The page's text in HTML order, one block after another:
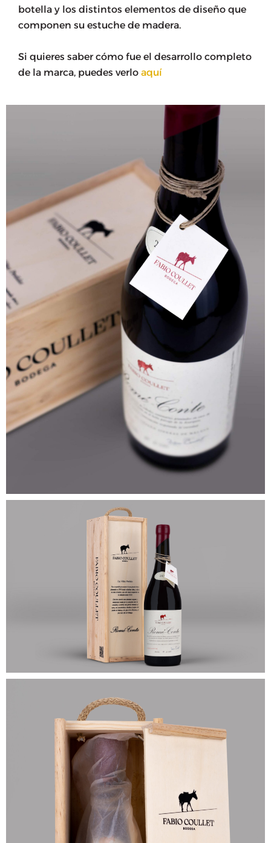
botella y los distintos elementos de diseño que
componen su estuche de madera.
Si quieres saber cómo fue el desarrollo completo
de la marca, puedes verlo aquí